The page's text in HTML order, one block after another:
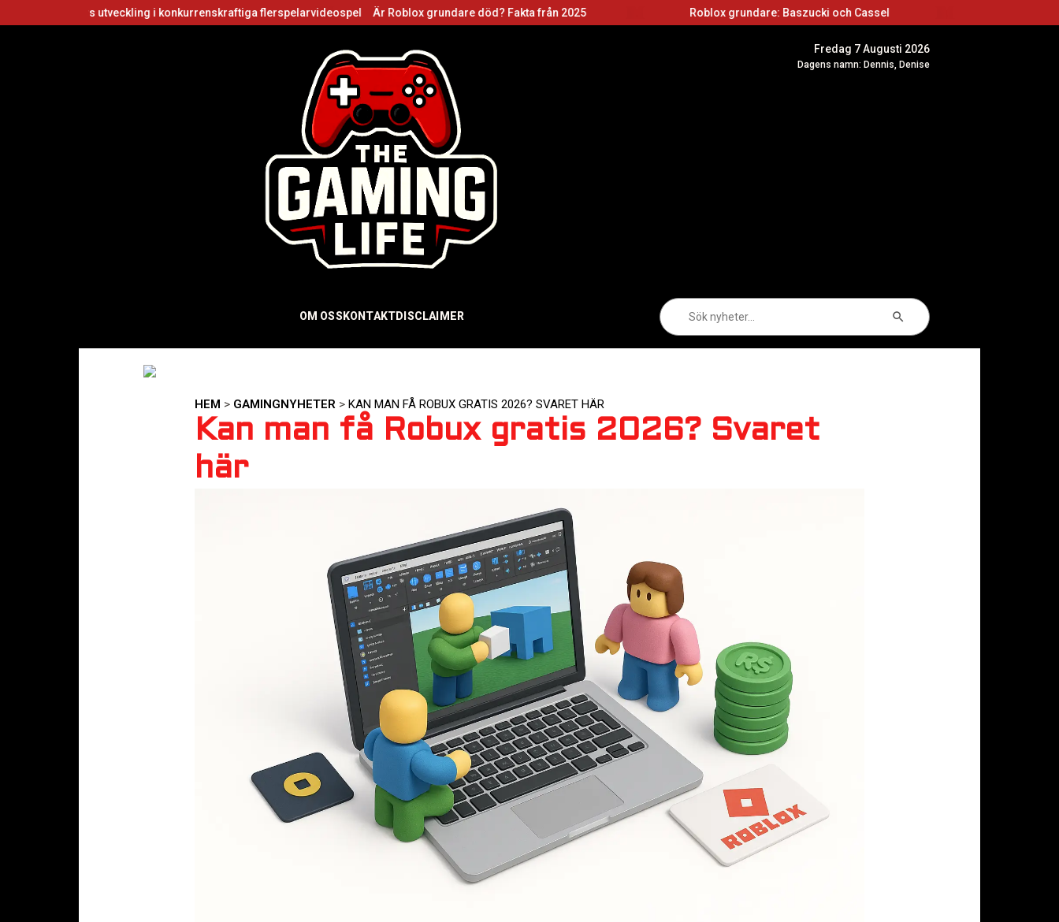
utveckling i konkurrenskraftiga flerspelarvideospel Är Roblox grundare död? Fakta från 2025 Roblox grundare: Baszucki och Cassel
OM OSS KONTAKTDISCLAIMER
Fredag 7 Augusti 2026
Dagens namn: Dennis, Denise
efter:
Sökknapp
HEM > GAMINGNYHETER > KAN MAN FÅ ROBUX GRATIS 2026? SVARET HÄR
Kan man få Robux gratis 2026? Svaret
här